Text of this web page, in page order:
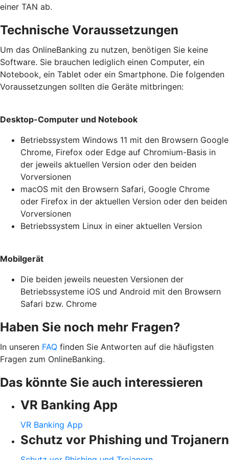
einer TAN ab.
Technische Voraussetzungen
Um das OnlineBanking zu nutzen, benötigen Sie keine
Software. Sie brauchen lediglich einen Computer, ein
Notebook, ein Tablet oder ein Smartphone. Die folgenden
Voraussetzungen sollten die Geräte mitbringen:
Desktop-Computer und Notebook
Betriebssystem Windows 11 mit den Browsern Google
Chrome, Firefox oder Edge auf Chromium-Basis in
der jeweils aktuellen Version oder den beiden
Vorversionen
macOS mit den Browsern Safari, Google Chrome
oder Firefox in der aktuellen Version oder den beiden
Vorversionen
Betriebssystem Linux in einer aktuellen Version
Mobilgerät
Die beiden jeweils neuesten Versionen der
Betriebssysteme iOS und Android mit den Browsern
Safari bzw. Chrome
Haben Sie noch mehr Fragen?
In unseren FAQ finden Sie Antworten auf die häufigsten
Fragen zum OnlineBanking.
Das könnte Sie auch interessieren
VR Banking App
VR Banking App
Schutz vor Phishing und Trojanern